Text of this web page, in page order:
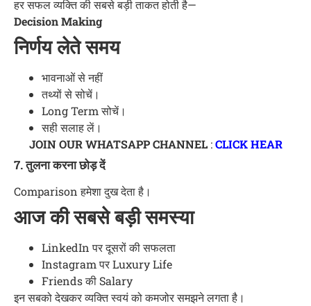
हर सफल व्यक्ति की सबसे बड़ी ताकत होती है—
Decision Making
निर्णय लेते समय
भावनाओं से नहीं
तथ्यों से सोचें।
Long Term सोचें।
सही सलाह लें।
JOIN OUR WHATSAPP CHANNEL:CLICK HEAR
7. तुलना करना छोड़ दें
Comparison हमेशा दुख देता है।
आज की सबसे बड़ी समस्या
LinkedIn पर दूसरों की सफलता
Instagram पर Luxury Life
Friends की Salary
इन सबको देखकर व्यक्ति स्वयं को कमजोर समझने लगता है।